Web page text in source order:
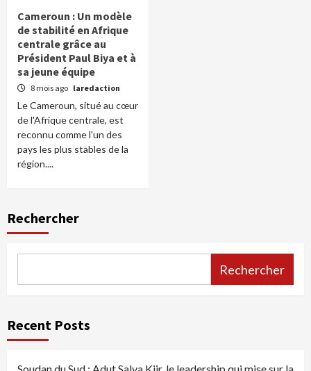
Cameroun : Un modèle
de stabilité en Afrique
centrale grâce au
Président Paul Biya et à
sa jeune équipe
8 mois ago laredaction
Le Cameroun, situé au cœur
de l'Afrique centrale, est
reconnu comme l'un des
pays les plus stables de la
région....
Rechercher
Rechercher
Recent Posts